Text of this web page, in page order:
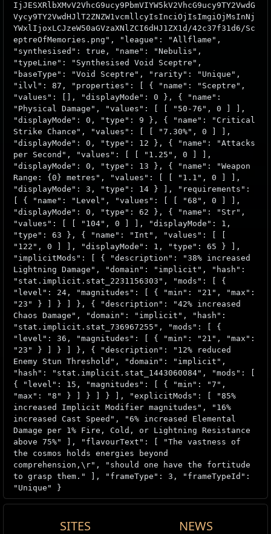
IjJESXRlbXMvV2VhcG9ucy9PbmVIYW5kV2VhcG9ucy9TY2VwdG
Vycy9TY2VwdHJlT2ZNZW1vcmllcyIsInciOjIsImgiOjMsInNj
YWxlIjoxLCJzeW50aGVzaXNlZCI6dHJ1ZX1d/42c37f31d6/Sc
eptreOfMemories.png", "league": "Allflame",
"synthesised": true, "name": "Nebulis",
"typeLine": "Synthesised Void Sceptre",
"baseType": "Void Sceptre", "rarity": "Unique",
"ilvl": 87, "properties": [ { "name": "Sceptre",
"values": [], "displayMode": 0 }, { "name":
"Physical Damage", "values": [ [ "50-76", 0 ] ],
"displayMode": 0, "type": 9 }, { "name": "Critical
Strike Chance", "values": [ [ "7.30%", 0 ] ],
"displayMode": 0, "type": 12 }, { "name": "Attacks
per Second", "values": [ [ "1.25", 0 ] ],
"displayMode": 0, "type": 13 }, { "name": "Weapon
Range: {0} metres", "values": [ [ "1.1", 0 ] ],
"displayMode": 3, "type": 14 } ], "requirements":
[ { "name": "Level", "values": [ [ "68", 0 ] ],
"displayMode": 0, "type": 62 }, { "name": "Str",
"values": [ [ "104", 0 ] ], "displayMode": 1,
"type": 63 }, { "name": "Int", "values": [ [
"122", 0 ] ], "displayMode": 1, "type": 65 } ],
"implicitMods": [ { "description": "38% increased
Lightning Damage", "domain": "implicit", "hash":
"stat.implicit.stat_2231156303", "mods": [ {
"level": 24, "magnitudes": [ { "min": "21", "max":
"23" } ] } ] }, { "description": "42% increased
Chaos Damage", "domain": "implicit", "hash":
"stat.implicit.stat_736967255", "mods": [ {
"level": 36, "magnitudes": [ { "min": "21", "max":
"23" } ] } ] }, { "description": "12% reduced
Enemy Stun Threshold", "domain": "implicit",
"hash": "stat.implicit.stat_1443060084", "mods": [
{ "level": 15, "magnitudes": [ { "min": "7",
"max": "8" } ] } ] } ], "explicitMods": [ "85%
increased Implicit Modifier magnitudes", "16%
increased Cast Speed", "6% increased Elemental
Damage per 1% Fire, Cold, or Lightning Resistance
above 75%" ], "flavourText": [ "The vastness of
the cosmos holds energies beyond
comprehension,\r", "should one have the fortitude
to grasp them." ], "frameType": 3, "frameTypeId":
"Unique" }
SITES NEWS